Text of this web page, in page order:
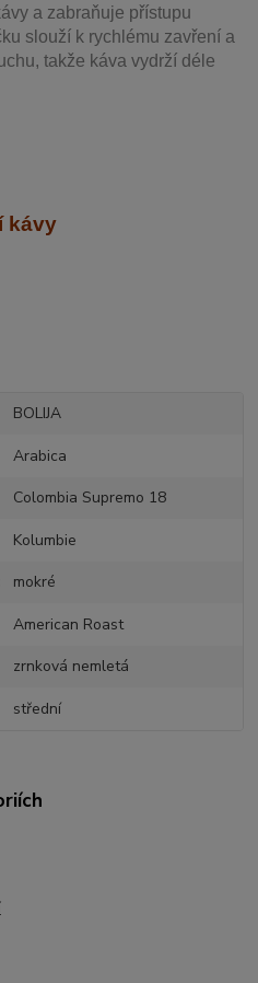
a zabraňuje přístupu
slouží k rychlému zavření a
takže káva vydrží déle
kávy
BOLIJA
Arabica
Colombia Supremo 18
Kolumbie
mokré
American Roast
zrnková nemletá
střední